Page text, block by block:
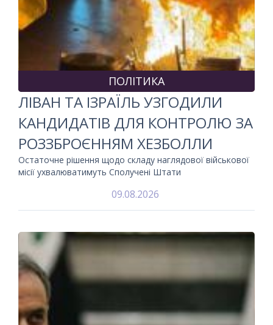
ПОЛІТИКА
ЛІВАН ТА ІЗРАЇЛЬ УЗГОДИЛИ
КАНДИДАТІВ ДЛЯ КОНТРОЛЮ ЗА
РОЗЗБРОЄННЯМ ХЕЗБОЛЛИ
Остаточне рішення щодо складу наглядової військової
місії ухвалюватимуть Сполучені Штати
09.08.2026